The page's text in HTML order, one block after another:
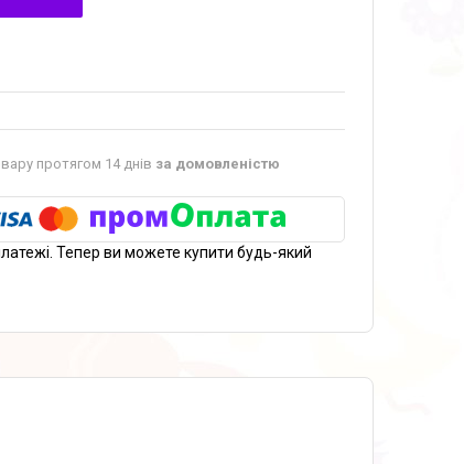
протягом 14 днів за домовленістю
Тепер ви можете купити будь-який